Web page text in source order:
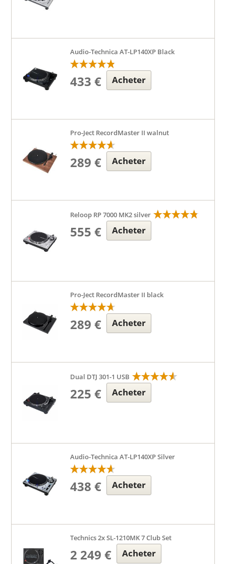
Audio-Technica AT-LP140XP Black
433 € Acheter
Pro-Ject RecordMaster II walnut
289 € Acheter
Reloop RP 7000 MK2 silver
555 € Acheter
Pro-Ject RecordMaster II black
289 € Acheter
Dual DTJ 301-1 USB
225 € Acheter
Audio-Technica AT-LP140XP Silver
438 € Acheter
Technics 2x SL-1210MK 7 Club Set
2 249 € Acheter